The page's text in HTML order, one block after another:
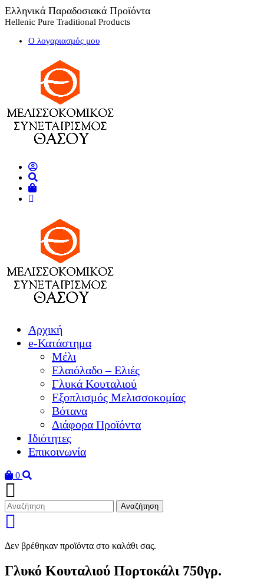
Ελληνικά Παραδοσιακά Προϊόντα
Hellenic Pure Traditional Products
Ο λογαριασμός μου
Αρχική
e-Κατάστημα
Μέλι
Ελαιόλαδο – Ελιές
Γλυκά Κουταλιού
Εξοπλισμός Μελισσοκομίας
Βότανα
Διάφορα Προϊόντα
Ιδιότητες
Επικοινωνία
0
Αναζήτηση
Δεν βρέθηκαν προϊόντα στο καλάθι σας.
Γλυκό Κουταλιού Πορτοκάλι 750γρ.